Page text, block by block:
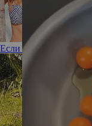
Если вам немного за